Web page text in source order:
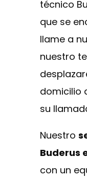
técnico
que se
llame a
nuestro
domicilio
su
Nuestro
Buderus
con un